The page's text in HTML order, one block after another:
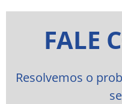
FALE
Resolvemos o